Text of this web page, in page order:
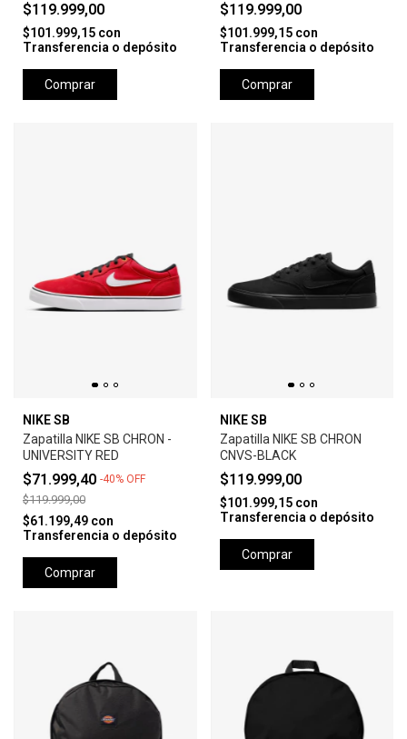
$119.999,00
$101.999,15 con
Transferencia o depósito
Comprar
$119.999,00
$101.999,15 con
Transferencia o depósito
Comprar
NIKE SB
Zapatilla NIKE SB CHRON -
UNIVERSITY RED
$71.999,40 -40% OFF
$119.999,00
$61.199,49 con
Transferencia o depósito
Comprar
NIKE SB
Zapatilla NIKE SB CHRON
CNVS-BLACK
$119.999,00
$101.999,15 con
Transferencia o depósito
Comprar